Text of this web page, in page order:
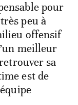
pour
peu à
offensif
meilleur
sa
est de